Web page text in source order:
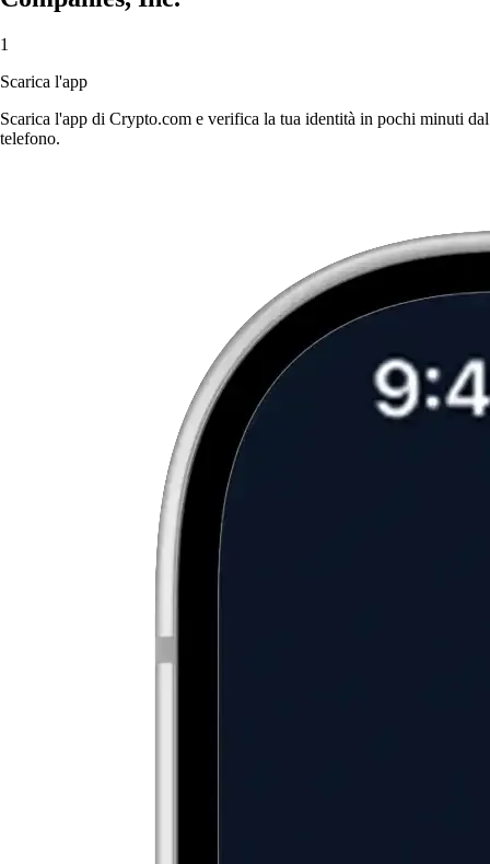
1
Scarica l'app
Scarica l'app di Crypto.com e verifica la tua identità in pochi minuti dal
telefono.